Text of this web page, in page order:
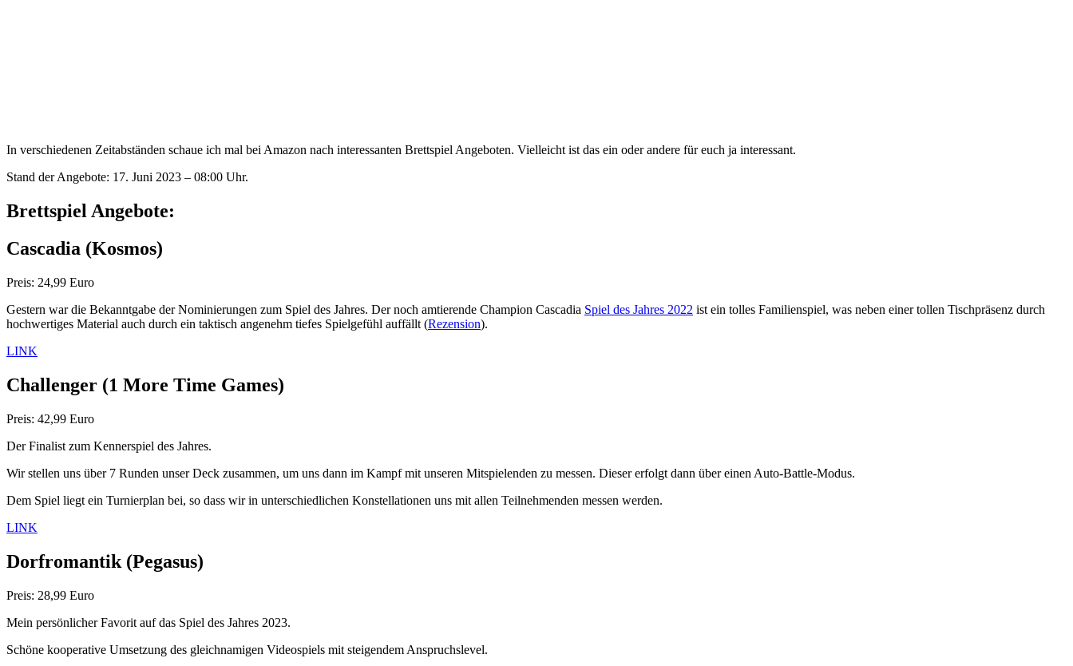
In verschiedenen Zeitabständen schaue ich mal bei Amazon nach interessanten Brettspiel Angeboten. Vielleicht ist das ein oder andere für euch ja interessant.
Stand der Angebote: 17. Juni 2023 – 08:00 Uhr.
Brettspiel Angebote:
Cascadia (Kosmos)
Preis: 24,99 Euro
Gestern war die Bekanntgabe der Nominierungen zum Spiel des Jahres. Der noch amtierende Champion Cascadia Spiel des Jahres 2022 ist ein tolles Familienspiel, was neben einer tollen Tischpräsenz durch
hochwertiges Material auch durch ein taktisch angenehm tiefes Spielgefühl auffällt (Rezension).
LINK
Challenger (1 More Time Games)
Preis: 42,99 Euro
Der Finalist zum Kennerspiel des Jahres.
Wir stellen uns über 7 Runden unser Deck zusammen, um uns dann im Kampf mit unseren Mitspielenden zu messen. Dieser erfolgt dann über einen Auto-Battle-Modus.
Dem Spiel liegt ein Turnierplan bei, so dass wir in unterschiedlichen Konstellationen uns mit allen Teilnehmenden messen werden.
LINK
Dorfromantik (Pegasus)
Preis: 28,99 Euro
Mein persönlicher Favorit auf das Spiel des Jahres 2023.
Schöne kooperative Umsetzung des gleichnamigen Videospiels mit steigendem Anspruchslevel.